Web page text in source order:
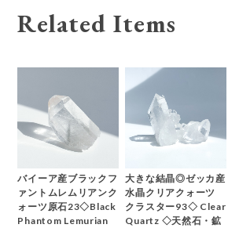
Related Items
バイーア産ブラックフ
ァントムレムリアンク
ォーツ原石23◇Black
Phantom Lemurian
大きな結晶◎ゼッカ産
水晶クリアクォーツ
クラスター93◇ Clear
Quartz ◇天然石・鉱